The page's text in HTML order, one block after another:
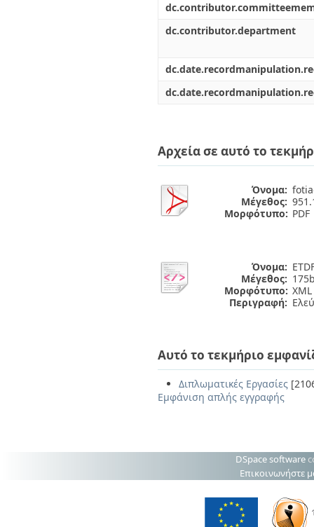
dc.contributor.department
Αρχεία σε αυτό το
Όνομα:
Μέγεθος:
Μορφότυπο: PDF
Όνομα:
Μέγεθος:
Μορφότυπο: XML
Περιγραφή:
Αυτό το τεκμήριο
Διπλωματικές Εργασίες
Εμφάνιση απλής εγγραφής
DSpace software
Επικοινωνήστε